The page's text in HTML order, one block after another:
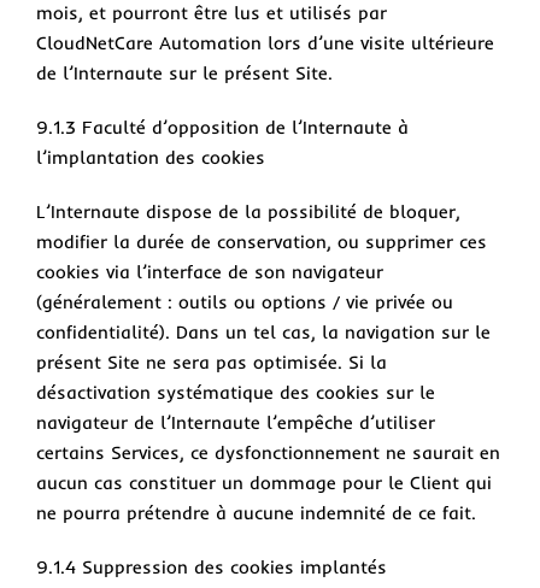
mois, et pourront être lus et utilisés par
CloudNetCare Automation lors d’une visite ultérieure
de l’Internaute sur le présent Site.
9.1.3 Faculté d’opposition de l’Internaute à
l’implantation des cookies
L’Internaute dispose de la possibilité de bloquer,
modifier la durée de conservation, ou supprimer ces
cookies via l’interface de son navigateur
(généralement : outils ou options / vie privée ou
confidentialité). Dans un tel cas, la navigation sur le
présent Site ne sera pas optimisée. Si la
désactivation systématique des cookies sur le
navigateur de l’Internaute l’empêche d’utiliser
certains Services, ce dysfonctionnement ne saurait en
aucun cas constituer un dommage pour le Client qui
ne pourra prétendre à aucune indemnité de ce fait.
9.1.4 Suppression des cookies implantés